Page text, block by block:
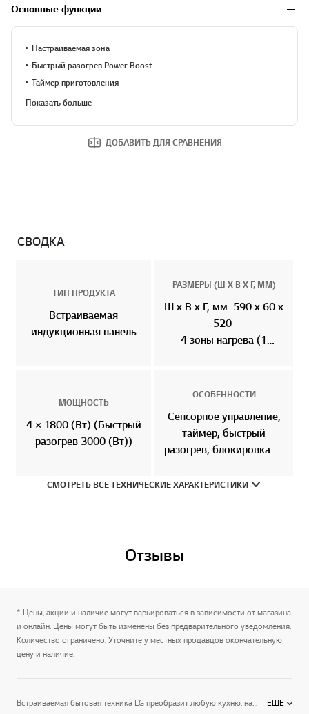
Основные функции
Настраиваемая зона
Быстрый разогрев Power Boost
Таймер приготовления
Показать больше
ДОБАВИТЬ ДЛЯ СРАВНЕНИЯ
СВОДКА
ТИП ПРОДУКТА
Встраиваемая
индукционная панель
РАЗМЕРЫ (Ш X В X Г, ММ)
Ш x В x Г, мм: 590 x 60 x
520
4 зоны нагрева (1
МОЩНОСТЬ
4 × 1800 (Вт) (Быстрый
разогрев 3000 (Вт))
ОСОБЕННОСТИ
Сенсорное управление,
таймер, быстрый
разогрев, блокировка от
остаточного тепла
СМОТРЕТЬ ВСЕ ТЕХНИЧЕСКИЕ ХАРАКТЕРИСТИКИ
Отзывы
* Цены, акции и наличие могут варьироваться в зависимости от магазина
и онлайн. Цены могут быть изменены без предварительного уведомления.
Количество ограничено. Уточните у местных продавцов окончательную
цену и наличие.
Встраиваемая бытовая техника LG преобразит любую кухню, наделив ее индивидуальностью.Модельный ряд включает духовые шкафы различной мощности, индукционные и газовые варочные панели, холодильники, которые не требуют разморозки, эффективные вытяжки. Эксклюзивные технологии LG наделяют всю технику индивидуальными чертами, которые выгодно отличают ее от аналогов других производителей.Наши инженеры позаботились о высокой функциональности и безопасности бытовой техники. Поэтому приготовление пищи вызывает у хозяйки только положительные эмоции. ЕЩЕ